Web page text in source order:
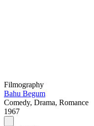
Filmography
Bahu Begum
Comedy, Drama, Romance
1967